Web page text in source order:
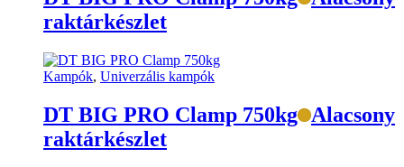
raktárkészlet
Kampók, Univerzális kampók
DT BIG PRO Clamp 750kg
Alacsony
raktárkészlet